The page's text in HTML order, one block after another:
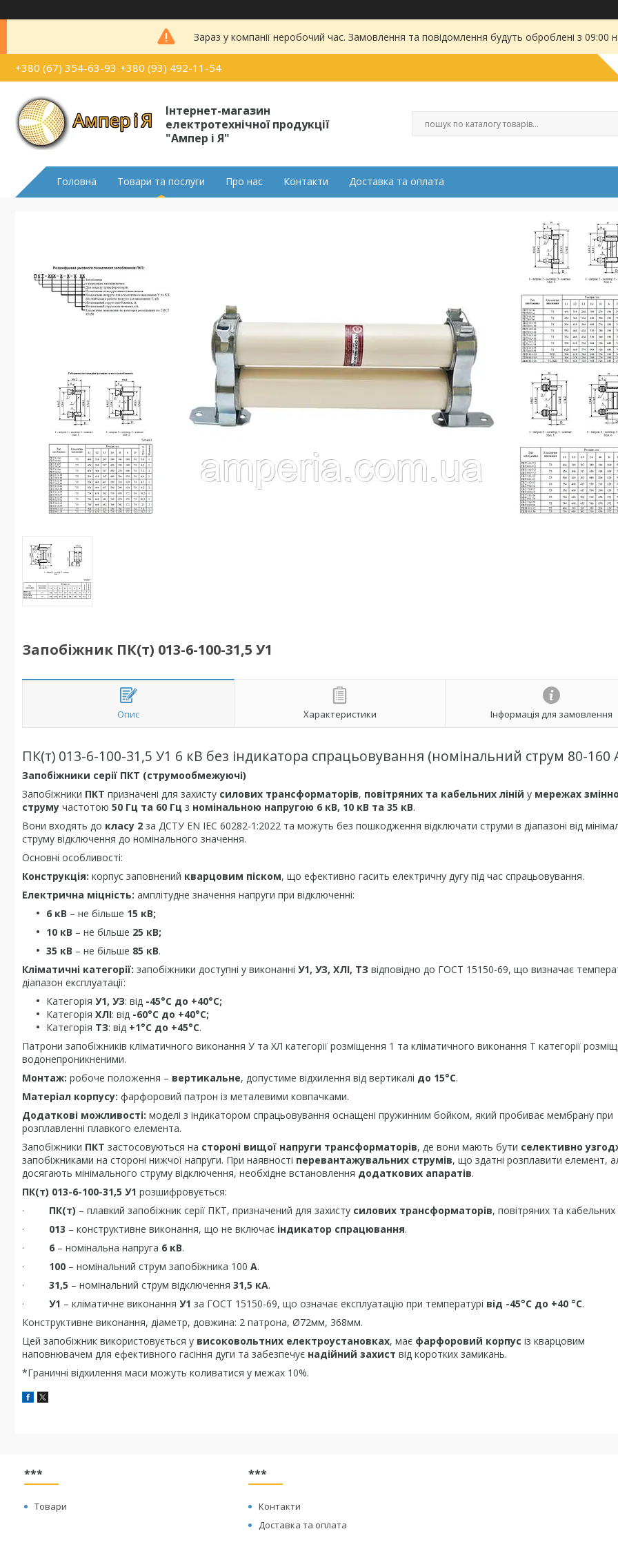
Зараз у компанії неробочий час. Замовлення та повідомлення будуть оброблені з
+380 (67) 354-63-93 +380 (93) 492-11-54
Інтернет-магазин
електротехнічної продукції
"Ампер і Я"
Головна Товари та послуги Про нас Контакти Доставка та оплата
Запобіжник ПК(т) 013-6-100-31,5 У1
Опис Характеристики Інформація для замовлення
ПК(т) 013-6-100-31,5 У1 6 кВ без індикатора спрацьовування (номінальний струм 80-160
Запобіжники серії ПКТ (струмообмежуючі)
Запобіжники ПКТ призначені для захисту силових трансформаторів, повітряних та кабельних ліній у мережах
струму частотою 50 Гц та 60 Гц з номінальною напругою 6 кВ, 10 кВ та 35 кВ.
Вони входять до класу 2 за ДСТУ EN IEC 60282-1:2022 та можуть без пошкодження відключати струми в діапазоні від
струму відключення до номінального значення.
Основні особливості:
Конструкція: корпус заповнений кварцовим піском, що ефективно гасить електричну дугу під час спрацьовування.
Електрична міцність: амплітудне значення напруги при відключенні:
6 кВ – не більше 15 кВ;
10 кВ – не більше 25 кВ;
35 кВ – не більше 85 кВ.
Кліматичні категорії: запобіжники доступні у виконанні У1, УЗ, ХЛІ, ТЗ відповідно до ГОСТ 15150-69, що визначає
діапазон експлуатації:
Категорія У1, УЗ: від -45°С до +40°С;
Категорія ХЛІ: від -60°С до +40°С;
Категорія ТЗ: від +1°С до +45°С.
Патрони запобіжників кліматичного виконання У та ХЛ категорії розміщення 1 та кліматичного виконання Т категорії
водонепроникненими.
Монтаж: робоче положення – вертикальне, допустиме відхилення від вертикалі до 15°С.
Матеріал корпусу: фарфоровий патрон із металевими ковпачками.
Додаткові можливості: моделі з індикатором спрацьовування оснащені пружинним бойком, який пробиває мембрану при
розплавленні плавкого елемента.
Запобіжники ПКТ застосовуються на стороні вищої напруги трансформаторів, де вони мають бути селективно
запобіжниками на стороні нижчої напруги. При наявності перевантажувальних струмів, що здатні розплавити елемент,
досягають мінімального струму відключення, необхідне встановлення додаткових апаратів.
ПК(т) 013-6-100-31,5 У1 розшифровується:
· ПК(т) – плавкий запобіжник серії ПКТ, призначений для захисту силових трансформаторів, повітряних та кабельних
· 013 – конструктивне виконання, що не включає індикатор спрацювання.
· 6 – номінальна напруга 6 кВ.
· 100 – номінальний струм запобіжника 100 А.
· 31,5 – номінальний струм відключення 31,5 кА.
· У1 – кліматичне виконання У1 за ГОСТ 15150-69, що означає експлуатацію при температурі від -45°С до +40 °С.
Конструктивне виконання, діаметр, довжина: 2 патрона, Ø72мм, 368мм.
Цей запобіжник використовується у високовольтних електроустановках, має фарфоровий корпус із кварцовим
наповнювачем для ефективного гасіння дуги та забезпечує надійний захист від коротких замикань.
*Граничні відхилення маси можуть коливатися у межах 10%.
***
Товари
***
Контакти
Доставка та оплата